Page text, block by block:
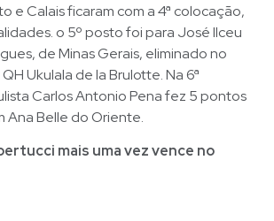
e Calais ficaram com a 4ª colocação,
o 5º posto foi para José Ilceu
de Minas Gerais, eliminado no
Ukulala de la Brulotte. Na 6ª
Carlos Antonio Pena fez 5 pontos
Ana Belle do Oriente.
mais uma vez vence no